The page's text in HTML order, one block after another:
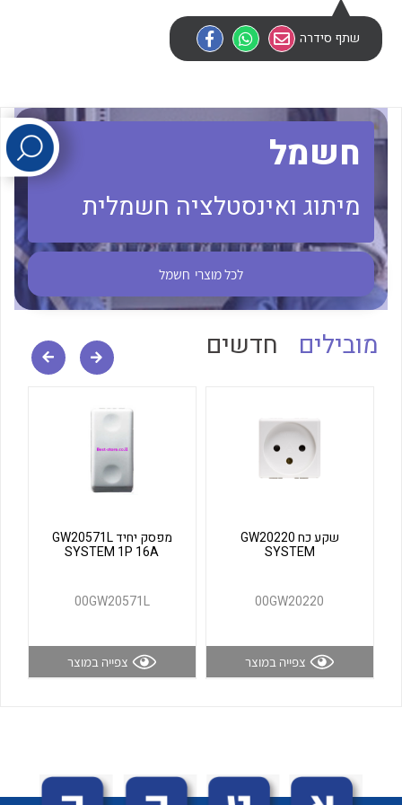
לכל מוצרי היצרן
לכל מוצרי היצרן לכל מוצרי היצרן
שתף סידרה
חשמל
מיתוג ואינסטלציה חשמלית
לכל מוצרי חשמל
מובילים חדשים
שקע כח GW20220
SYSTEM
00GW20220
צפייה במוצר
מפסק יחיד GW20571L
SYSTEM 1P 16A
00GW20571L
צפייה במוצר